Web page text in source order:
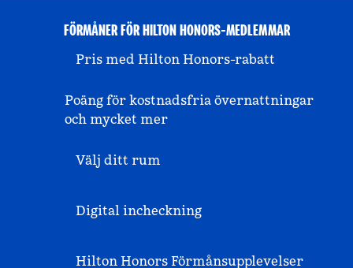
FÖRMÅNER FÖR HILTON HONORS-MEDLEMMAR
Pris med Hilton Honors-rabatt
Poäng för kostnadsfria övernattningar
och mycket mer
Välj ditt rum
Digital incheckning
Hilton Honors Förmånsupplevelser